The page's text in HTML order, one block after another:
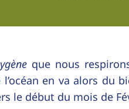
que nous
en va alors du
le début du mois de